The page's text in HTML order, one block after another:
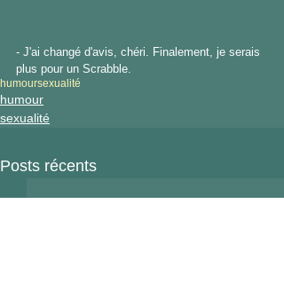
- J'ai changé d'avis, chéri. Finalement, je serais
plus pour un Scrabble.
humoursexualité
humour
sexualité
Posts récents